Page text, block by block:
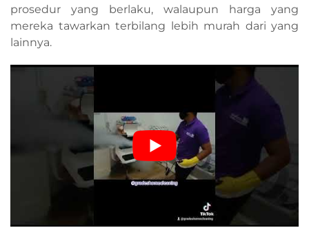
prosedur yang berlaku, walaupun harga yang
mereka tawarkan terbilang lebih murah dari yang
lainnya.